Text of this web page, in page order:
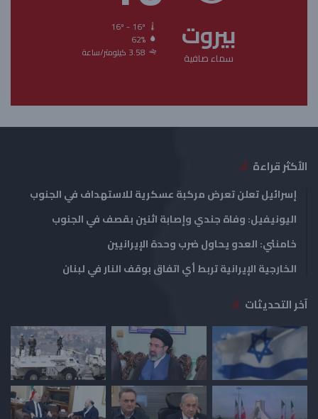
ا
ل
س
ق
ة
ي
ة
بيروت
سماء صافية
62%
3.58 كيلومتر/ساعة
الأكثر قراءة
إسرائيل تعلن تعرض مركبة عسكرية للاستهداف في الجنوب
اليونيفيل: وفاة جندي وإصابة اثنين بقصف في الجنوب
خامنئي: العدو يحاول ضرب وحدة الإيرانيين
الخارجية الإيرانية تربط أي اتفاق بوقف النار في لبنان
آخر التحديثات